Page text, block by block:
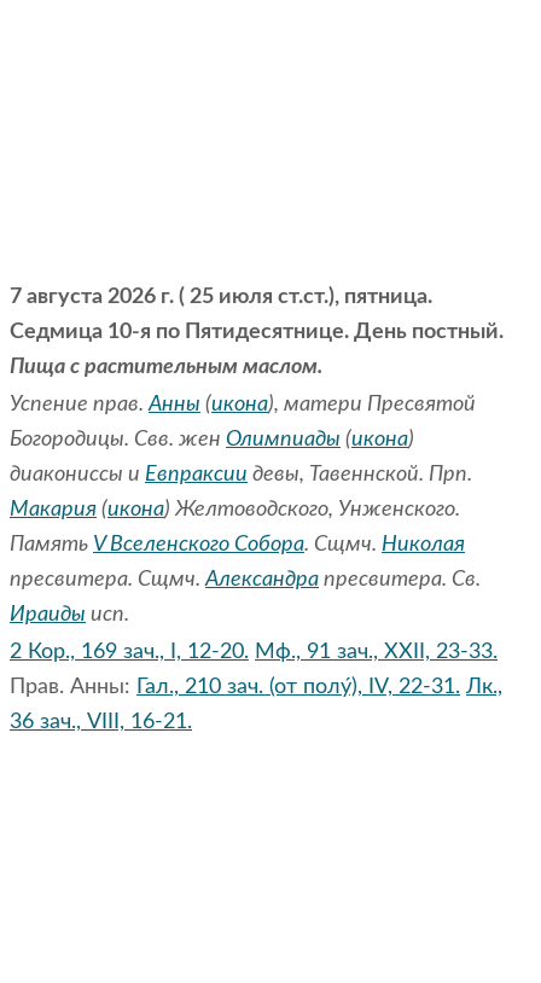
7 августа 2026 г. ( 25 июля ст.ст.), пятница.
Седмица 10-я по Пятидесятнице. День постный.
Пища с растительным маслом.
Успение прав.Анны (икона), матери Пресвятой
Богородицы. Свв. жен Олимпиады (икона)
диакониссы и Евпраксии девы, Тавеннской. Прп.
Макария (икона) Желтоводского, Унженского.
Память V Вселенского Собора. Сщмч. Николая
пресвитера. Сщмч.Александра пресвитера. Св.
Ираиды исп.
2 Кор., 169 зач., I, 12-20. Мф., 91 зач., XXII, 23-33.
Прав. Анны: Гал., 210 зач. (от полу́), IV, 22-31. Лк.,
36 зач., VIII, 16-21.